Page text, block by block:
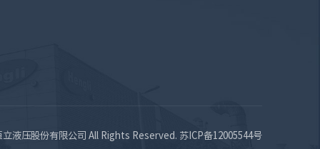
液压股份有限公司 All Rights Reserved. 苏ICP备12005544号